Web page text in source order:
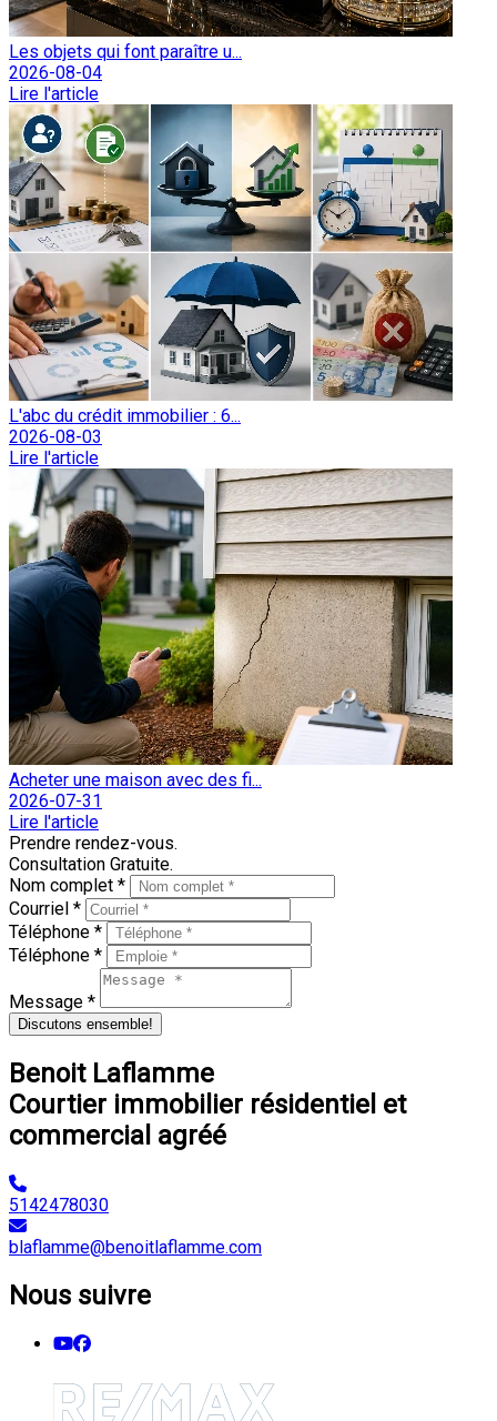
Les objets qui font paraître u...
2026-08-04
Lire l'article
L'abc du crédit immobilier : 6...
2026-08-03
Lire l'article
Acheter une maison avec des fi...
2026-07-31
Lire l'article
Prendre rendez-vous.
Consultation Gratuite.
Nom complet *
Courriel *
Téléphone *
Téléphone *
Message *
Discutons ensemble!
Benoit Laflamme
Courtier immobilier résidentiel et
commercial agréé
5142478030
blaflamme@benoitlaflamme.com
Nous suivre